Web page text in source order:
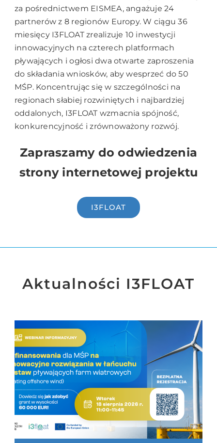
za pośrednictwem EISMEA, angażuje 24
partnerów z 8 regionów Europy. W ciągu 36
miesięcy I3FLOAT zrealizuje 10 inwestycji
innowacyjnych na czterech platformach
pływających i ogłosi dwa otwarte zaproszenia
do składania wniosków, aby wesprzeć do 50
MŚP. Koncentrując się w szczególności na
regionach słabiej rozwiniętych i najbardziej
oddalonych, I3FLOAT wzmacnia spójność,
konkurencyjność i zrównoważony rozwój.
Zapraszamy do odwiedzenia
strony internetowej projektu
I3FLOAT
Aktualności I3FLOAT